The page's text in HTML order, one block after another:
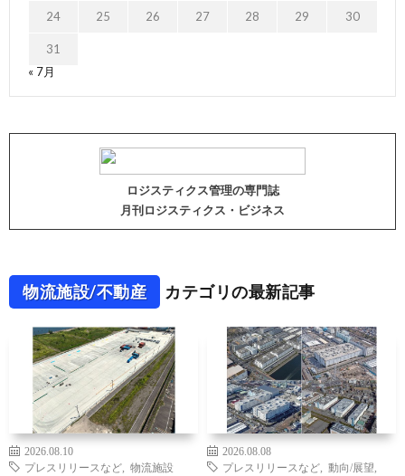
24 25 26 27 28 29 30
31
« 7月
ロジスティクス管理の専門誌
月刊ロジスティクス・ビジネス
物流施設/不動産 カテゴリの最新記事
2026.08.10
プレスリリースなど
物流施設
2026.08.08
プレスリリースなど
動向/展望